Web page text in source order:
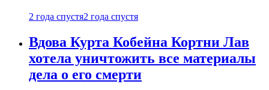
2 года спустя2 года спустя
Вдова Курта Кобейна Кортни Лав
хотела уничтожить все материалы
дела о его смерти